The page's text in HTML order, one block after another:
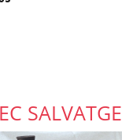
SALVATGE